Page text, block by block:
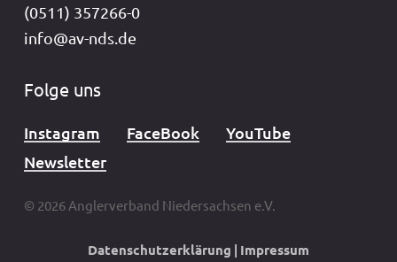
(0511) 357266-0
info@av-nds.de
Folge uns
Instagram FaceBook
YouTube
Newsletter
© 2026 Anglerverband Niedersachsen e.V.
Datenschutzerklärung | Impressum